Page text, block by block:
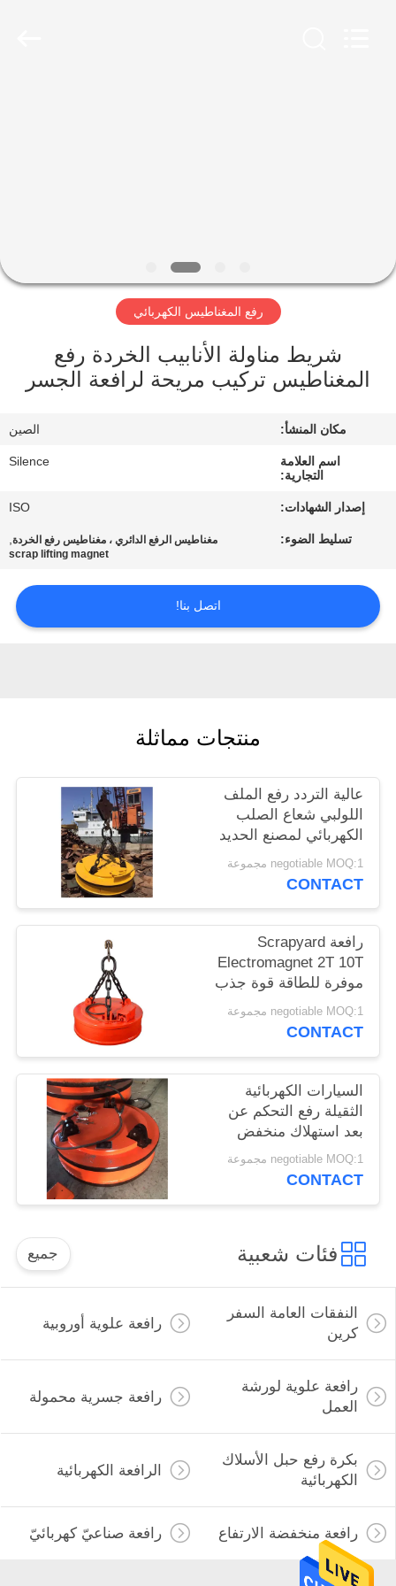
عنا
المعمل
مراقبة
الجودة
اطلب
PRIVACY
POLICY
رفع المغناطيس الكهربائي
شريط مناولة الأنابيب الخردة رفع
المغناطيس تركيب مريحة لرافعة الجسر
مكان المنشأ: الصين
اسم العلامة
التجارية:
Silence
إصدار الشهادات: ISO
تسليط الضوء: مغناطيس الرفع الدائري ، مغناطيس رفع الخردة,
scrap lifting magnet
اتصل بنا!
منتجات مماثلة
عالية التردد رفع الملف
اللولبي شعاع الصلب
الكهربائي لمصنع الحديد
الخردة
negotiable MOQ:1 مجموعة
CONTACT
رافعة Scrapyard
Electromagnet 2T 10T
موفرة للطاقة قوة جذب
قوية
negotiable MOQ:1 مجموعة
CONTACT
السيارات الكهربائية
الثقيلة رفع التحكم عن
بعد استهلاك منخفض
للطاقة
negotiable MOQ:1 مجموعة
CONTACT
فئات شعبية جميع
النفقات العامة السفر
كرين
رافعة علوية أوروبية
رافعة علوية لورشة
العمل
رافعة جسرية محمولة
بكرة رفع حبل الأسلاك
الكهربائية
الرافعة الكهربائية
رافعة منخفضة الارتفاع رافعة صناعيّ كهربائيّ